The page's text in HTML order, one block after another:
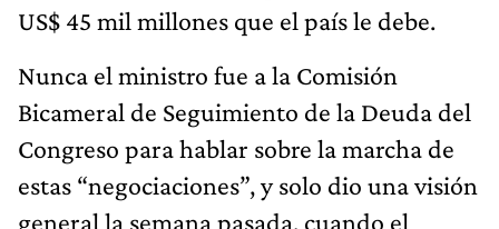
US$ 45 mil millones que el país le debe.
Nunca el ministro fue a la Comisión
Bicameral de Seguimiento de la Deuda del
Congreso para hablar sobre la marcha de
estas “negociaciones”, y solo dio una visión
general la semana pasada, cuando el